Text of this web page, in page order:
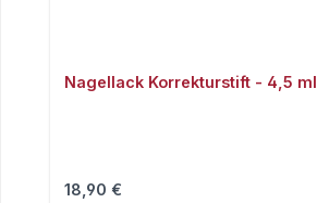
Nagellack Korrekturstift - 4,5 ml
Regulärer Preis:
18,90 €